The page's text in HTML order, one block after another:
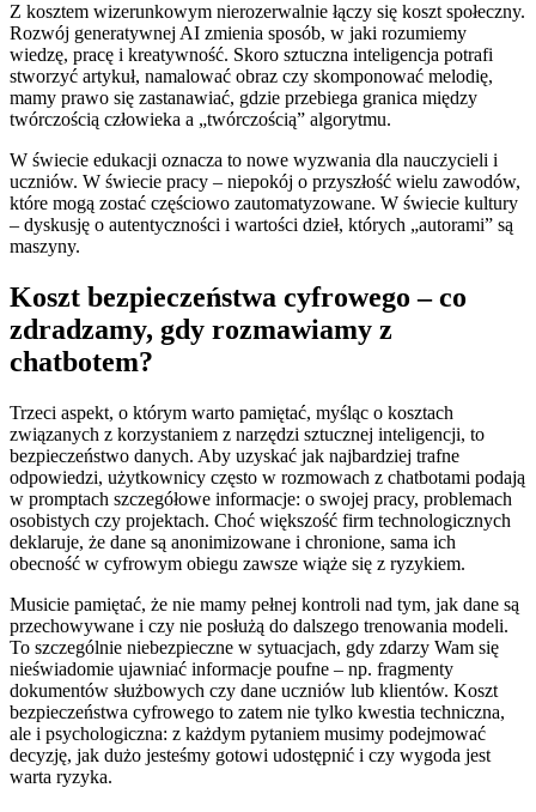
Z kosztem wizerunkowym nierozerwalnie łączy się koszt społeczny.
Rozwój generatywnej AI zmienia sposób, w jaki rozumiemy
wiedzę, pracę i kreatywność. Skoro sztuczna inteligencja potrafi
stworzyć artykuł, namalować obraz czy skomponować melodię,
mamy prawo się zastanawiać, gdzie przebiega granica między
twórczością człowieka a „twórczością” algorytmu.
W świecie edukacji oznacza to nowe wyzwania dla nauczycieli i
uczniów. W świecie pracy – niepokój o przyszłość wielu zawodów,
które mogą zostać częściowo zautomatyzowane. W świecie kultury
– dyskusję o autentyczności i wartości dzieł, których „autorami” są
maszyny.
Koszt bezpieczeństwa cyfrowego – co
zdradzamy, gdy rozmawiamy z
chatbotem?
Trzeci aspekt, o którym warto pamiętać, myśląc o kosztach
związanych z korzystaniem z narzędzi sztucznej inteligencji, to
bezpieczeństwo danych. Aby uzyskać jak najbardziej trafne
odpowiedzi, użytkownicy często w rozmowach z chatbotami podają
w promptach szczegółowe informacje: o swojej pracy, problemach
osobistych czy projektach. Choć większość firm technologicznych
deklaruje, że dane są anonimizowane i chronione, sama ich
obecność w cyfrowym obiegu zawsze wiąże się z ryzykiem.
Musicie pamiętać, że nie mamy pełnej kontroli nad tym, jak dane są
przechowywane i czy nie posłużą do dalszego trenowania modeli.
To szczególnie niebezpieczne w sytuacjach, gdy zdarzy Wam się
nieświadomie ujawniać informacje poufne – np. fragmenty
dokumentów służbowych czy dane uczniów lub klientów. Koszt
bezpieczeństwa cyfrowego to zatem nie tylko kwestia techniczna,
ale i psychologiczna: z każdym pytaniem musimy podejmować
decyzję, jak dużo jesteśmy gotowi udostępnić i czy wygoda jest
warta ryzyka.